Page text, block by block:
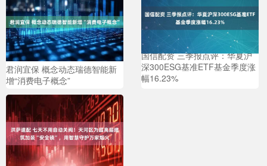
君润宜保 概念动态瑞德智能新
增“消费电子概念”
国信配资 三季报点评：华夏沪
深300ESG基准ETF基金季度涨
幅16.23%